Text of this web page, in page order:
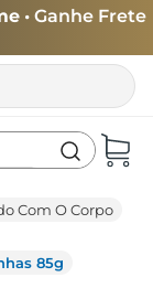
• Ganhe Frete
Com O Corpo
85g